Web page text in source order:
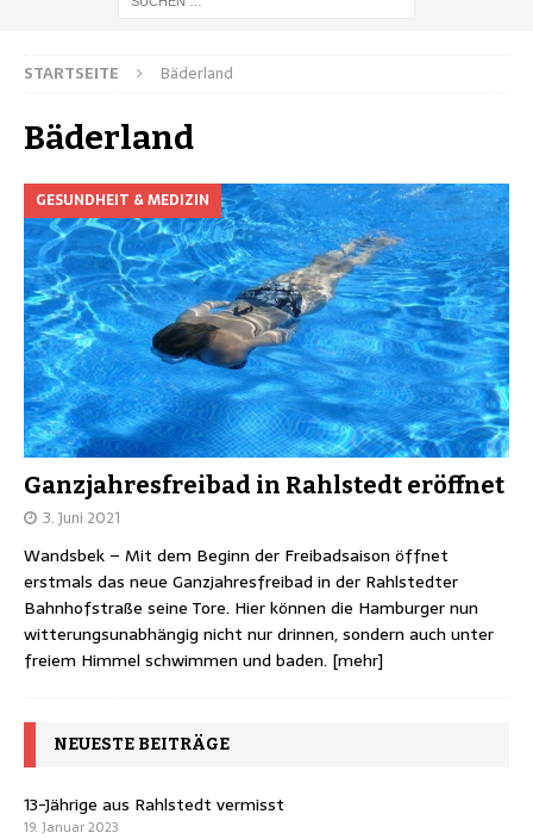
STARTSEITE Bäderland
Bäderland
GESUNDHEIT & MEDIZIN
Ganzjahresfreibad in Rahlstedt eröffnet
3. Juni 2021
Wandsbek – Mit dem Beginn der Freibadsaison öffnet
erstmals das neue Ganzjahresfreibad in der Rahlstedter
Bahnhofstraße seine Tore. Hier können die Hamburger nun
witterungsunabhängig nicht nur drinnen, sondern auch unter
freiem Himmel schwimmen und baden. [mehr]
NEUESTE BEITRÄGE
13-Jährige aus Rahlstedt vermisst
19. Januar 2023